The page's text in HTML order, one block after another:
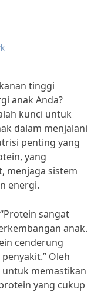
tinggi
anak Anda?
kunci untuk
dalam menjalani
penting yang
yang
menjaga sistem
energi.
sangat
anak.
cenderung
Oleh
memastikan
yang cukup